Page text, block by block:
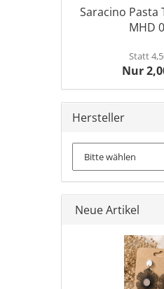
Saracino Pasta
MHD
Statt
Nur
Hersteller
Neue Artikel